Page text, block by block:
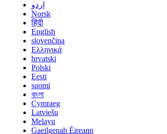
اردو
Norsk
हिंदी
English
slovenčina
Ελληνικά
hrvatski
Polski
Eesti
suomi
বাংলা
Cymraeg
Latviešu
Melayu
Gaeilgenah Éireann